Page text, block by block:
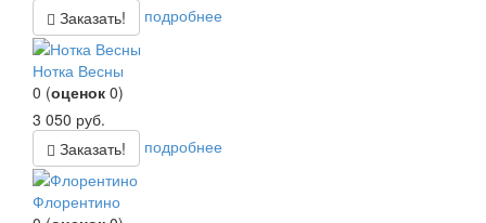
Заказать!
подробнее
Нотка Весны
0 (оценок 0)
3 050 руб.
Заказать!
подробнее
Флорентино